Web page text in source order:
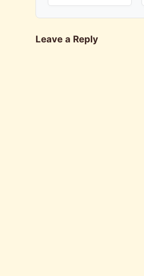
Leave a Reply